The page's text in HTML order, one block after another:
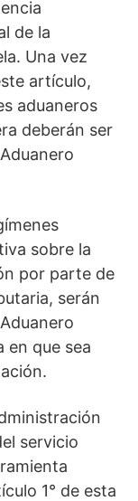
de la
Una vez
artículo,
aduaneros
deberán ser
sobre la
por parte de
serán
en que sea
servicio
1° de esta